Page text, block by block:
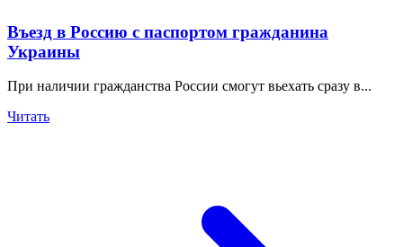
Въезд в Россию с паспортом гражданина
Украины
При наличии гражданства России смогут вьехать сразу в...
Читать